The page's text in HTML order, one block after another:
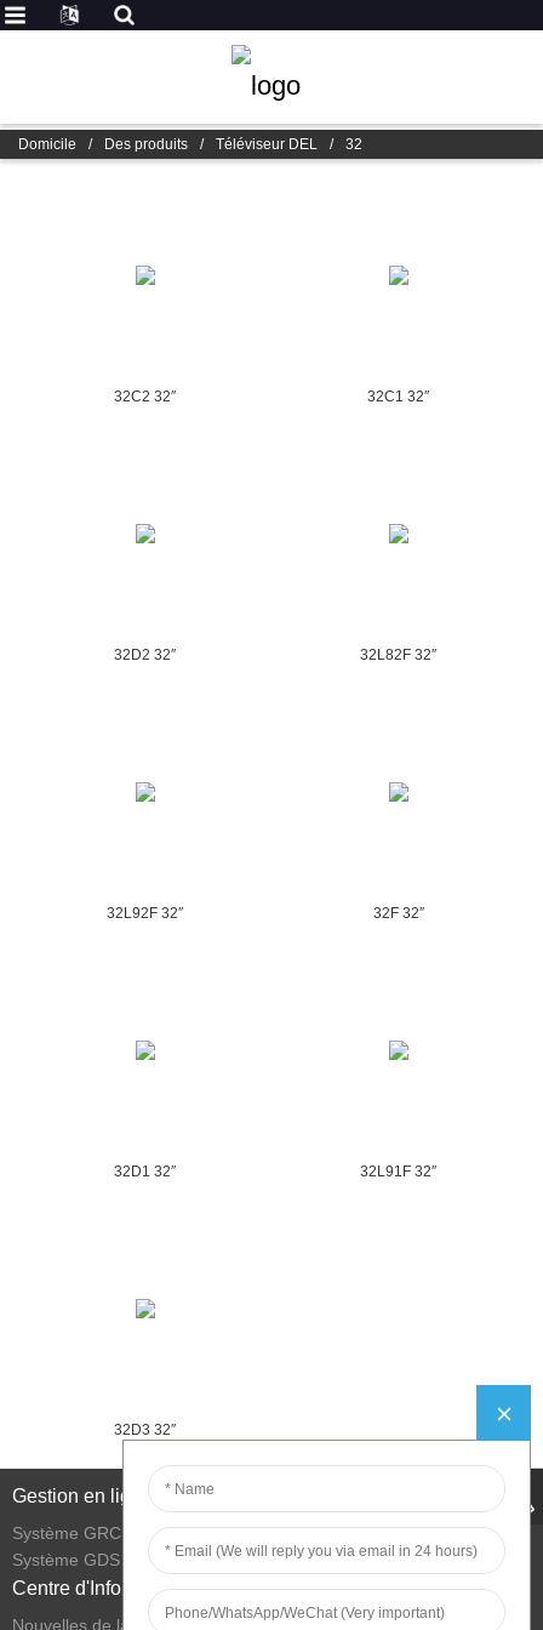
Domicile / Des produits / Téléviseur DEL / 32
32C2 32″ 32C1 32″
32D2 32″ 32L82F 32″
32L92F 32″ 32F 32″
32D1 32″ 32L91F 32″
32D3 32″
Gestion en ligne
Système GRC
Système GDS
Centre d'Information
Nouvelles de la société